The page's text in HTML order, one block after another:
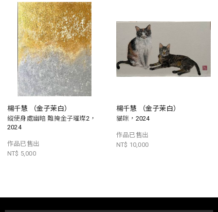
楊千慧 （金子茉白）
縱使身處幽暗 難掩金子璀璨2，
2024
作品已售出
NT$ 5,000
楊千慧 （金子茉白）
貓咪，2024
作品已售出
NT$ 10,000